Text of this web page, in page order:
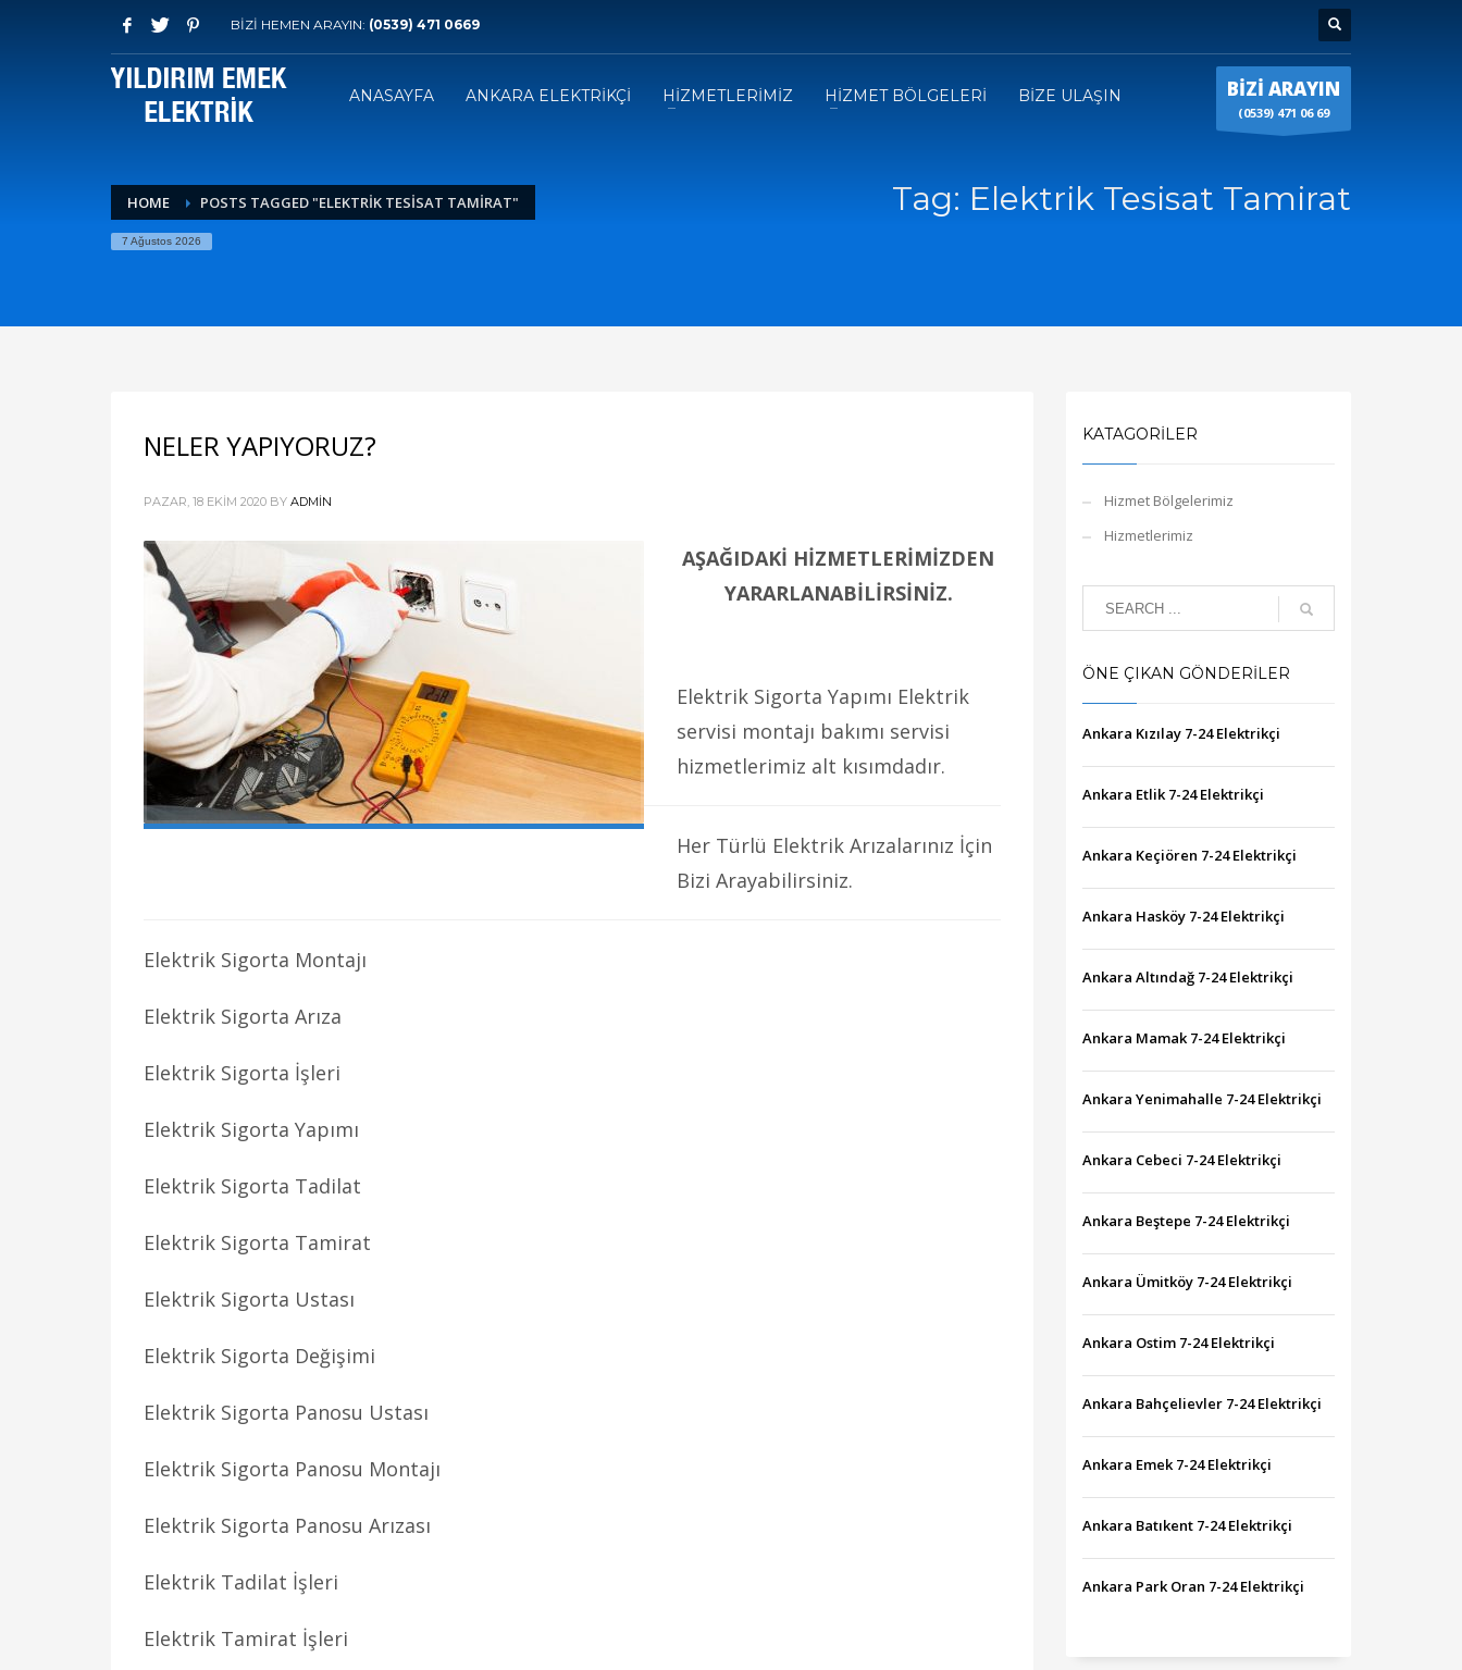
BİZİ HEMEN ARAYIN: (0539) 471 0669
ANASAYFA ANKARA ELEKTRİKÇİ HİZMETLERİMİZ HİZMET BÖLGELERİ BİZE ULAŞIN BİZİ ARAYIN
(0539) 471 06 69
HOME POSTS TAGGED "ELEKTRIK TESISAT TAMIRAT"
7 Ağustos 2026
Tag: Elektrik Tesisat Tamirat
NELER YAPIYORUZ?
PAZAR, 18 EKIM 2020 BY ADMIN
AŞAĞIDAKİ HİZMETLERİMİZDEN
YARARLANABİLİRSİNİZ.
Elektrik Sigorta Yapımı Elektrik
servisi montajı bakımı servisi
hizmetlerimiz alt kısımdadır.
Her Türlü Elektrik Arızalarınız İçin
Bizi Arayabilirsiniz.
Elektrik Sigorta Montajı
Elektrik Sigorta Arıza
Elektrik Sigorta İşleri
Elektrik Sigorta Yapımı
Elektrik Sigorta Tadilat
Elektrik Sigorta Tamirat
Elektrik Sigorta Ustası
Elektrik Sigorta Değişimi
Elektrik Sigorta Panosu Ustası
Elektrik Sigorta Panosu Montajı
Elektrik Sigorta Panosu Arızası
Elektrik Tadilat İşleri
Elektrik Tamirat İşleri
KATAGORILER
Hizmet Bölgelerimiz
Hizmetlerimiz
ÖNE ÇIKAN GÖNDERILER
Ankara Kızılay 7-24 Elektrikçi
Ankara Etlik 7-24 Elektrikçi
Ankara Keçiören 7-24 Elektrikçi
Ankara Hasköy 7-24 Elektrikçi
Ankara Altındağ 7-24 Elektrikçi
Ankara Mamak 7-24 Elektrikçi
Ankara Yenimahalle 7-24 Elektrikçi
Ankara Cebeci 7-24 Elektrikçi
Ankara Beştepe 7-24 Elektrikçi
Ankara Ümitköy 7-24 Elektrikçi
Ankara Ostim 7-24 Elektrikçi
Ankara Bahçelievler 7-24 Elektrikçi
Ankara Emek 7-24 Elektrikçi
Ankara Batıkent 7-24 Elektrikçi
Ankara Park Oran 7-24 Elektrikçi